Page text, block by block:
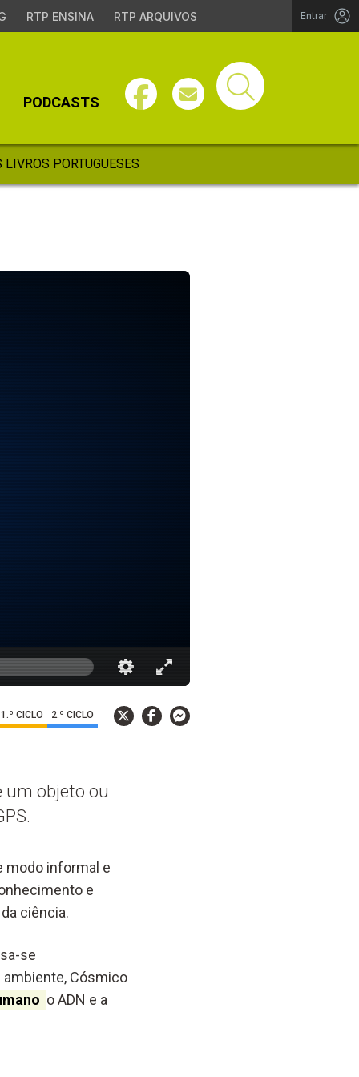
RTP ENSINA RTP ARQUIVOS Entrar
PODCASTS
LIVROS PORTUGUESES
1.º CICLO 2.º CICLO
um objeto ou
modo informal e
e
ciência.
se
ambiente, Cósmico
o ADN e a